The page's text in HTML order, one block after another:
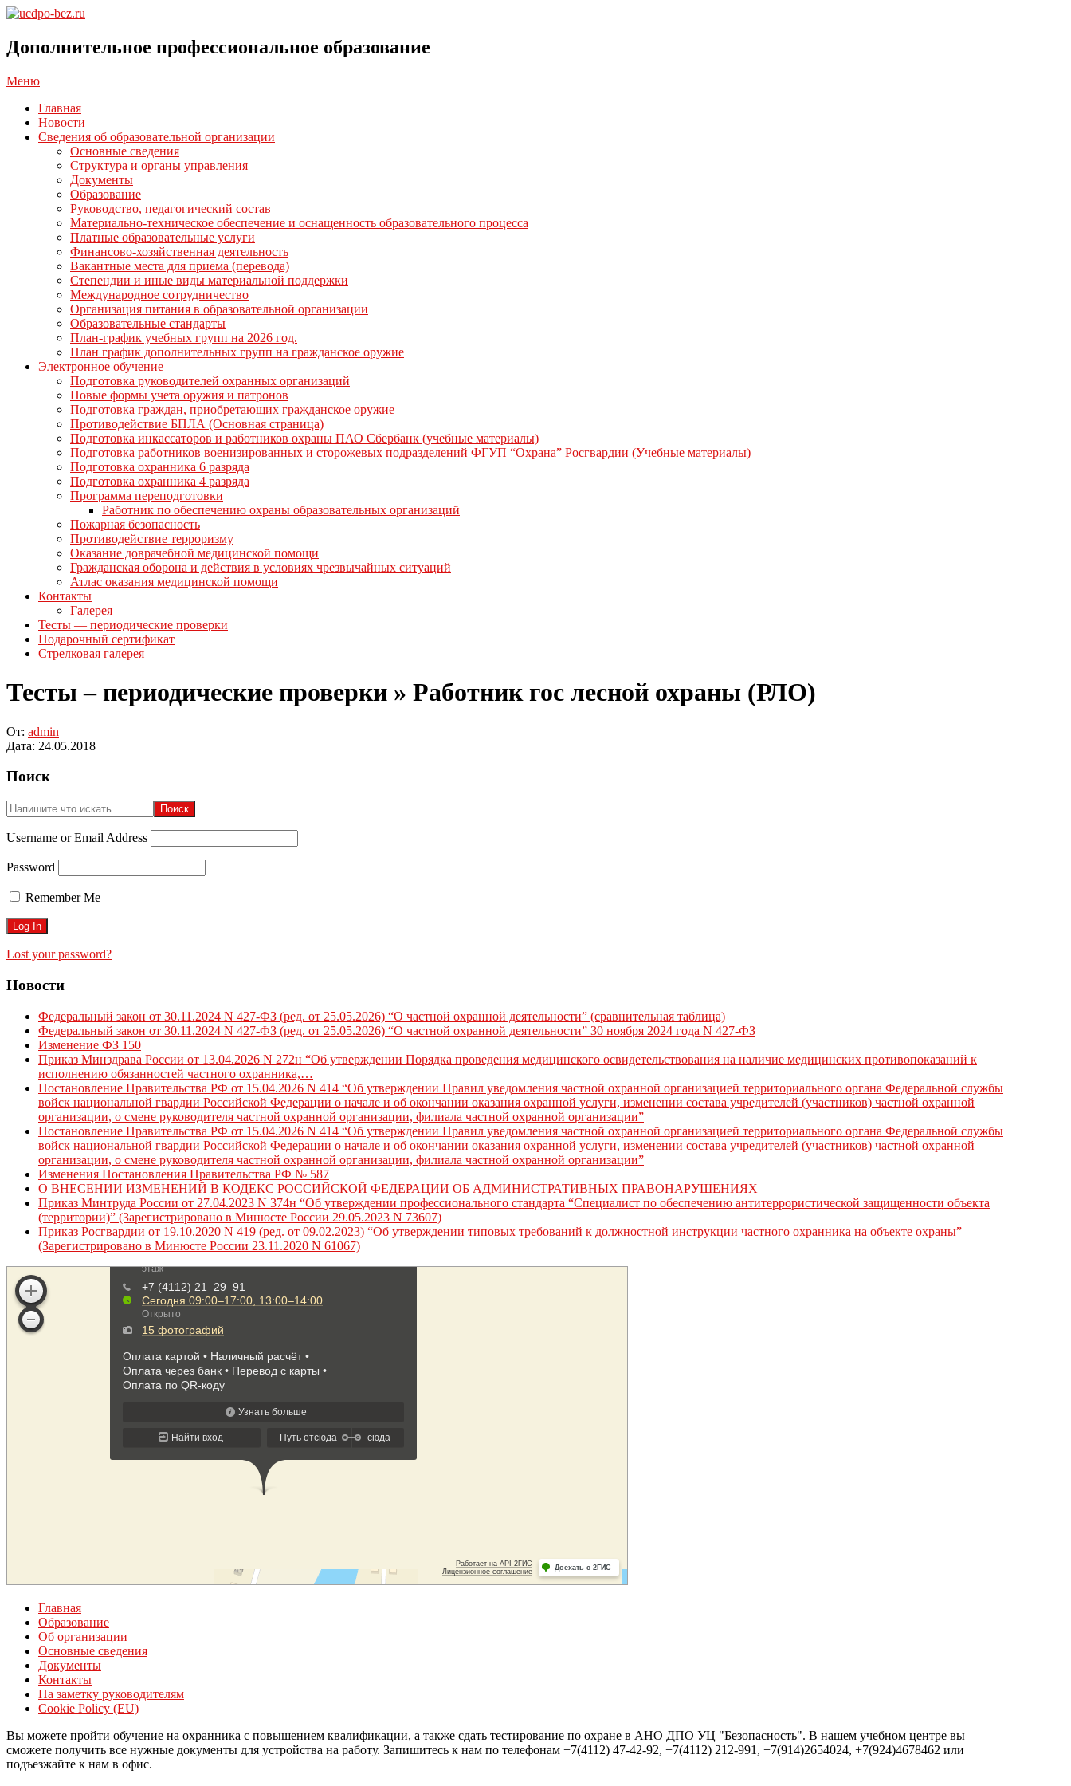
Перейти
содержимому
bez.ru
Дополнительное профессиональное образование
Главное
меню
Меню
Главная
Новости
Сведения об образовательной организации
Основные сведения
Структура и органы управления
Документы
Образование
Руководство, педагогический состав
Материально-техническое обеспечение и оснащенность образовательного процесса
Платные образовательные услуги
Финансово-хозяйственная деятельность
Вакантные места для приема (перевода)
Степендии и иные виды материальной поддержки
Международное сотрудничество
Организация питания в образовательной организации
Образовательные стандарты
План-график учебных групп на 2026 год.
План график дополнительных групп на гражданское оружие
Электронное обучение
Подготовка руководителей охранных организаций
Новые формы учета оружия и патронов
Подготовка граждан, приобретающих гражданское оружие
Противодействие БПЛА (Основная страница)
Подготовка инкассаторов и работников охраны ПАО Сбербанк (учебные материалы)
Подготовка работников военизированных и сторожевых подразделений ФГУП “Охрана” Росгвардии (Учебные материалы)
Подготовка охранника 6 разряда
Подготовка охранника 4 разряда
Программа переподготовки
Работник по обеспечению охраны образовательных организаций
Пожарная безопасность
Противодействие терроризму
Оказание доврачебной медицинской помощи
Гражданская оборона и действия в условиях чрезвычайных ситуаций
Атлас оказания медицинской помощи
Контакты
Галерея
Тесты — периодические проверки
Подарочный сертификат
Стрелковая галерея
Тесты – периодические проверки » Работник гос лесной охраны (РЛО)
От: admin
Дата: 24.05.2018
2018-
24
Поиск
Поиск
Username or Email Address
Password
Remember Me
Lost your password?
Новости
Федеральный закон от 30.11.2024 N 427-ФЗ (ред. от 25.05.2026) “О частной охранной деятельности” (сравнительная таблица)
Федеральный закон от 30.11.2024 N 427-ФЗ (ред. от 25.05.2026) “О частной охранной деятельности” 30 ноября 2024 года N 427-ФЗ
Изменение ФЗ 150
Приказ Минздрава России от 13.04.2026 N 272н “Об утверждении Порядка проведения медицинского освидетельствования на наличие медицинских противопоказаний к
исполнению обязанностей частного охранника,…
Постановление Правительства РФ от 15.04.2026 N 414 “Об утверждении Правил уведомления частной охранной организацией территориального органа Федеральной службы
войск национальной гвардии Российской Федерации о начале и об окончании оказания охранной услуги, изменении состава учредителей (участников) частной охранной
организации, о смене руководителя частной охранной организации, филиала частной охранной организации”
Постановление Правительства РФ от 15.04.2026 N 414 “Об утверждении Правил уведомления частной охранной организацией территориального органа Федеральной службы
войск национальной гвардии Российской Федерации о начале и об окончании оказания охранной услуги, изменении состава учредителей (участников) частной охранной
организации, о смене руководителя частной охранной организации, филиала частной охранной организации”
Изменения Постановления Правительства РФ № 587
О ВНЕСЕНИИ ИЗМЕНЕНИЙ В КОДЕКС РОССИЙСКОЙ ФЕДЕРАЦИИ ОБ АДМИНИСТРАТИВНЫХ ПРАВОНАРУШЕНИЯХ
Приказ Минтруда России от 27.04.2023 N 374н “Об утверждении профессионального стандарта “Специалист по обеспечению антитеррористической защищенности объекта
(территории)” (Зарегистрировано в Минюсте России 29.05.2023 N 73607)
Приказ Росгвардии от 19.10.2020 N 419 (ред. от 09.02.2023) “Об утверждении типовых требований к должностной инструкции частного охранника на объекте охраны”
(Зарегистрировано в Минюсте России 23.11.2020 N 61067)
Главная
Образование
Об организации
Основные сведения
Документы
Контакты
На заметку руководителям
Cookie Policy (EU)
Вы можете пройти обучение на охранника с повышением квалификации, а также сдать тестирование по охране в АНО ДПО УЦ "Безопасность". В нашем учебном центре вы
сможете получить все нужные документы для устройства на работу. Запишитесь к нам по телефонам +7(4112) 47-42-92, +7(4112) 212-991, +7(914)2654024, +7(924)4678462 или
подъезжайте к нам в офис.